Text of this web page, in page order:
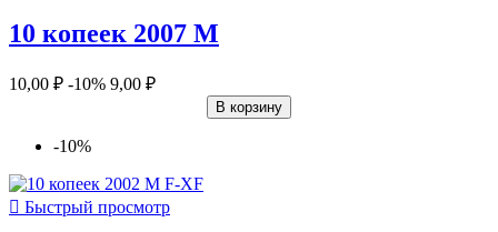
10 копеек 2007 М
10,00 ₽ -10% 9,00 ₽
В корзину
-10%
 Быстрый просмотр